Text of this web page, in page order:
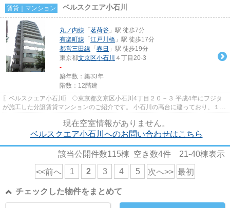
賃貸｜マンション ベルスクエア小石川
丸ノ内線 「 茗荷谷 」駅 徒歩7分
有楽町線 「 江戸川橋 」駅 徒歩17分
都営三田線 「 春日 」駅 徒歩19分
東京都文京区小石川 ４丁目20-3
-
築年数：築33年
階数：12階建
〖ベルスクエア小石川〗 ◇東京都文京区小石川4丁目２０－３ 平成4年にフジタ
が施工した分譲賃貸マンションのご紹介です。 小石川の高台に建っており、１Ｆ
現在空室情報がありません。
ベルスクエア小石川へのお問い合わせはこちら
該当公開件数115棟 空き数4件 21-40棟表示
<<前へ 1 2 3 4 5 次へ>> 最初
チェックした物件をまとめて